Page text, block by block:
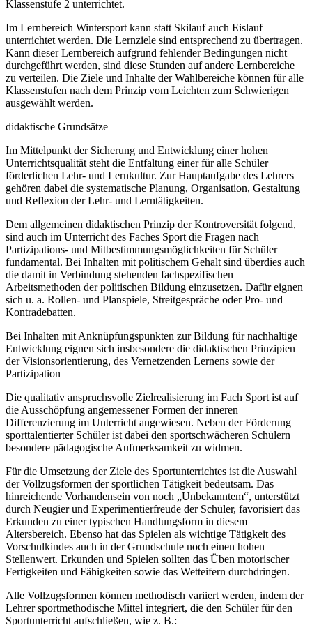
Klassenstufe 2 unterrichtet.
Im Lernbereich Wintersport kann statt Skilauf auch Eislauf
unterrichtet werden. Die Lernziele sind entsprechend zu übertragen.
Kann dieser Lernbereich aufgrund fehlender Bedingungen nicht
durchgeführt werden, sind diese Stunden auf andere Lernbereiche
zu verteilen. Die Ziele und Inhalte der Wahlbereiche können für alle
Klassenstufen nach dem Prinzip vom Leichten zum Schwierigen
ausgewählt werden.
didaktische Grundsätze
Im Mittelpunkt der Sicherung und Entwicklung einer hohen
Unterrichtsqualität steht die Entfaltung einer für alle Schüler
förderlichen Lehr- und Lernkultur. Zur Hauptaufgabe des Lehrers
gehören dabei die systematische Planung, Organisation, Gestaltung
und Reflexion der Lehr- und Lerntätigkeiten.
Dem allgemeinen didaktischen Prinzip der Kontroversität folgend,
sind auch im Unterricht des Faches Sport die Fragen nach
Partizipations- und Mitbestimmungsmöglichkeiten für Schüler
fundamental. Bei Inhalten mit politischem Gehalt sind überdies auch
die damit in Verbindung stehenden fachspezifischen
Arbeitsmethoden der politischen Bildung einzusetzen. Dafür eignen
sich u. a. Rollen- und Planspiele, Streitgespräche oder Pro- und
Kontradebatten.
Bei Inhalten mit Anknüpfungspunkten zur Bildung für nachhaltige
Entwicklung eignen sich insbesondere die didaktischen Prinzipien
der Visionsorientierung, des Vernetzenden Lernens sowie der
Partizipation
Die qualitativ anspruchsvolle Zielrealisierung im Fach Sport ist auf
die Ausschöpfung angemessener Formen der inneren
Differenzierung im Unterricht angewiesen. Neben der Förderung
sporttalentierter Schüler ist dabei den sportschwächeren Schülern
besondere pädagogische Aufmerksamkeit zu widmen.
Für die Umsetzung der Ziele des Sportunterrichtes ist die Auswahl
der Vollzugsformen der sportlichen Tätigkeit bedeutsam. Das
hinreichende Vorhandensein von noch „Unbekanntem“, unterstützt
durch Neugier und Experimentierfreude der Schüler, favorisiert das
Erkunden zu einer typischen Handlungsform in diesem
Altersbereich. Ebenso hat das Spielen als wichtige Tätigkeit des
Vorschulkindes auch in der Grundschule noch einen hohen
Stellenwert. Erkunden und Spielen sollten das Üben motorischer
Fertigkeiten und Fähigkeiten sowie das Wetteifern durchdringen.
Alle Vollzugsformen können methodisch variiert werden, indem der
Lehrer sportmethodische Mittel integriert, die den Schüler für den
Sportunterricht aufschließen, wie z. B.: